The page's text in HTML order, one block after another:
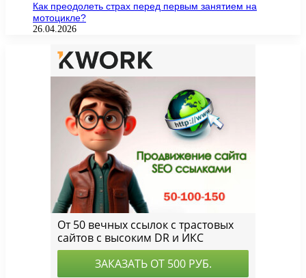
Как преодолеть страх перед первым занятием на
мотоцикле?
26.04.2026